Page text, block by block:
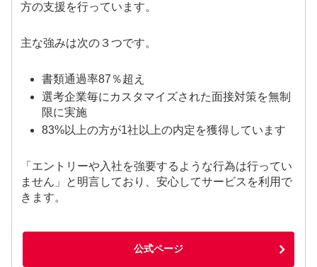
方の支援を行っています。
主な強みは次の３つです。
書類通過率87％超え
選考企業毎にカスタマイズされた面接対策を無制
限に実施
83%以上の方が1社以上の内定を獲得しています
「エントリーや入社を強要するような行為は行ってい
ません」と明言しており、安心してサービスを利用で
きます。
公式ページ